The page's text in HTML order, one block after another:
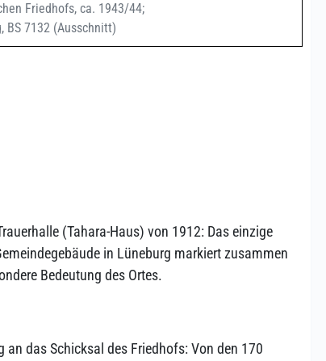
Friedhofs, ca. 1943/44;
BS 7132 (Ausschnitt)
(Tahara-Haus) von 1912: Das einzige
in Lüneburg markiert zusammen
Bedeutung des Ortes.
an das Schicksal des Friedhofs: Von den 170